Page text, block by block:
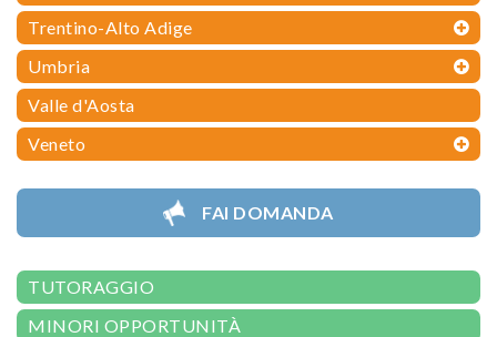
Trentino-Alto Adige
Umbria
Valle d'Aosta
Veneto
FAI DOMANDA
TUTORAGGIO
MINORI OPPORTUNITÀ